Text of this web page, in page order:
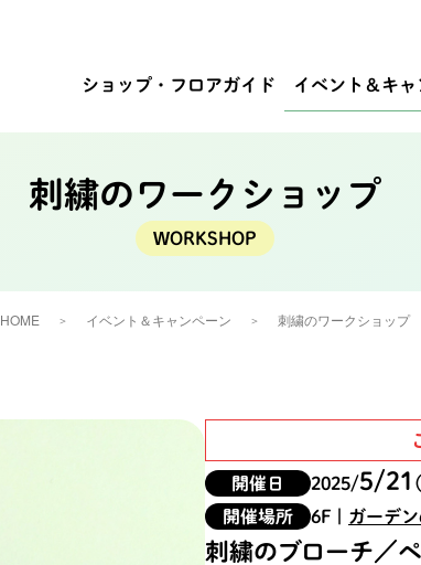
ショップ・ フロアガイド イベント ＆キ
刺繍のワークショップ
HOME イベント＆キャンペーン 刺繍のワークショップ
開催日 2025/5/21
開催場所
6F ガーデ
刺繍のブローチ／